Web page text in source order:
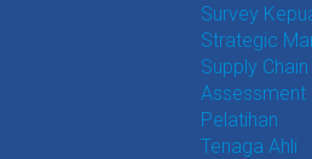
Survey
Strategic
Supply
Assessment
Pelatihan
Tenaga Ahli